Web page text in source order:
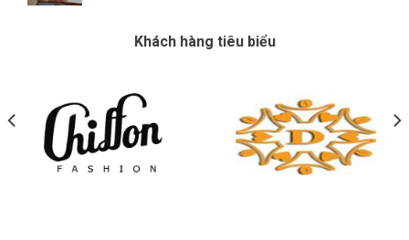
Khách hàng tiêu biểu